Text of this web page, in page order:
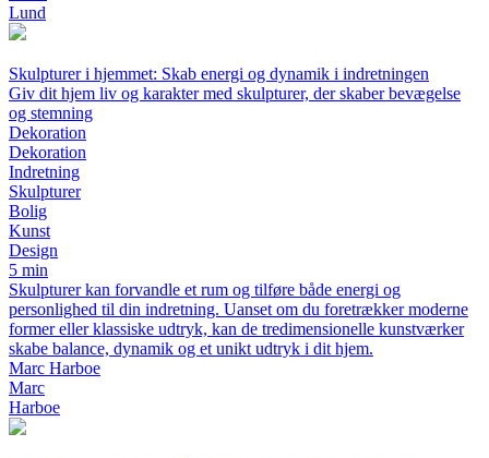
Lund
Skulpturer i hjemmet: Skab energi og dynamik i indretningen
Giv dit hjem liv og karakter med skulpturer, der skaber bevægelse
og stemning
Dekoration
Dekoration
Indretning
Skulpturer
Bolig
Kunst
Design
5 min
Skulpturer kan forvandle et rum og tilføre både energi og
personlighed til din indretning. Uanset om du foretrækker moderne
former eller klassiske udtryk, kan de tredimensionelle kunstværker
skabe balance, dynamik og et unikt udtryk i dit hjem.
Marc Harboe
Marc
Harboe